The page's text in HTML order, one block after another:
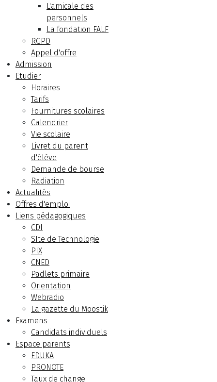
L'amicale des
personnels
La fondation FALF
RGPD
Appel d'offre
Admission
Etudier
Horaires
Tarifs
Fournitures scolaires
Calendrier
Vie scolaire
Livret du parent
d'élève
Demande de bourse
Radiation
Actualités
Offres d'emploi
Liens pédagogiques
CDI
SIte de Technologie
PIX
CNED
Padlets primaire
Orientation
Webradio
La gazette du Moostik
Examens
Candidats individuels
Espace parents
EDUKA
PRONOTE
Taux de change